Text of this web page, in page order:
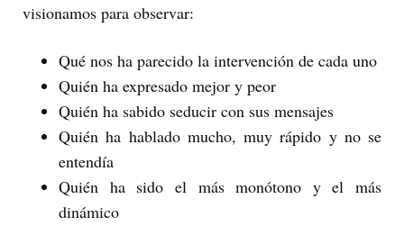
visionamos para observar:
Qué nos ha parecido la intervención de cada uno
Quién ha expresado mejor y peor
Quién ha sabido seducir con sus mensajes
Quién ha hablado mucho, muy rápido y no se
entendía
Quién ha sido el más monótono y el más
dinámico